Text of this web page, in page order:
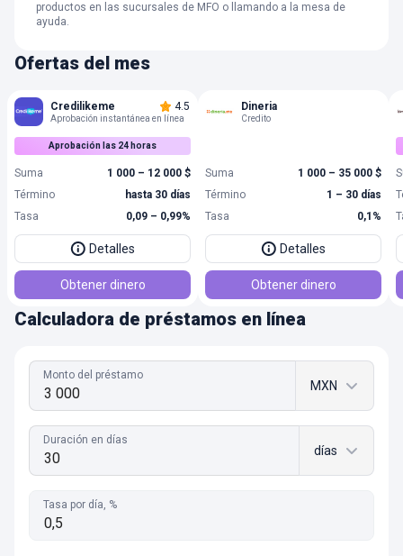
productos en las sucursales de MFO o llamando a la mesa de
ayuda.
Ofertas del mes
Credilikeme 4.5
Aprobación instantánea en línea
Aprobación las 24 horas
Suma
1 000 – 12 000 $
Término
hasta 30 días
Tasa
0,09 – 0,99%
Detalles
Obtener dinero
Dineria
Credito
Suma
1 000 – 35 000 $
Término
1 – 30 días
Tasa
0,1%
Detalles
Obtener dinero
Calculadora de préstamos en línea
Monto del préstamo
MXN
Duración en días
días
Tasa por día, %